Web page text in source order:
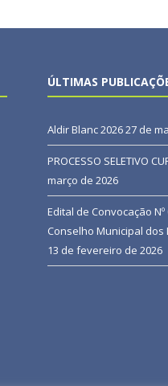
ÚLTIMAS
Aldir Blanc 202627 de
PROCESSO SELETIVO
março de 2026
Edital de Convocação
Conselho Municipal dos
13 de fevereiro de 2026